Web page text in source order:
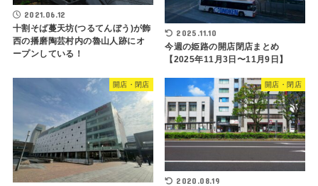
2021.06.12
十割そば蔓天坊(つるてんぼう)が飾
西の播磨陶芸村内の魯山人跡にオ
ープンしている！
2025.11.10
今週の姫路の開店閉店まとめ
【2025年11月3日〜11月9日】
開店・閉店 開店・閉店
2020.08.19